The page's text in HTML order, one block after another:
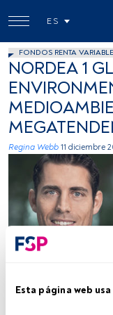
Esta página web
ES
FONDOS RENTA VARIABLE
NORDEA 1
Regina Webb 11 diciembre